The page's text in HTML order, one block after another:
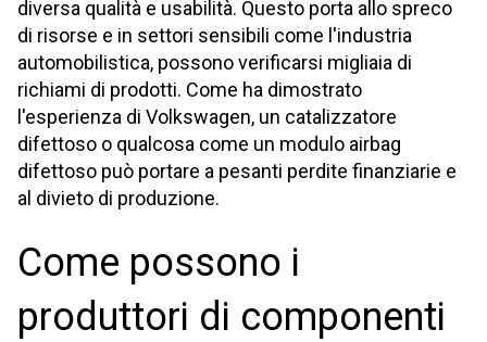
diversa qualità e usabilità. Questo porta allo spreco
di risorse e in settori sensibili come l'industria
automobilistica, possono verificarsi migliaia di
richiami di prodotti. Come ha dimostrato
l'esperienza di Volkswagen, un catalizzatore
difettoso o qualcosa come un modulo airbag
difettoso può portare a pesanti perdite finanziarie e
al divieto di produzione.
Come possono i
produttori di componenti